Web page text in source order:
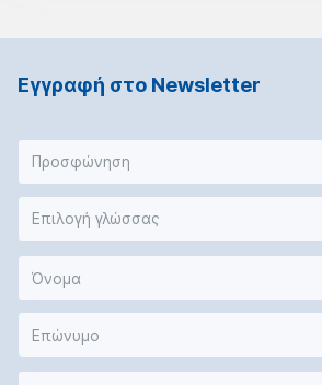
Εγγραφή στο Νewsletter
Προσφώνηση
Επιλογή γλώσσας